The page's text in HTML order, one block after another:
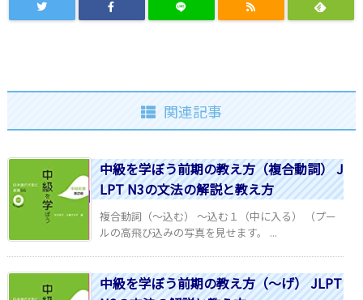
関連記事
中級を学ぼう前期の教え方（複合動詞） J
LPT N3の文法の解説と教え方
複合動詞（～込む） ～込む１（中に入る） （プー
ルの高飛び込みの写真を見せます。 ...
中級を学ぼう前期の教え方（～げ） JLPT